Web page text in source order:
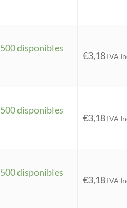
500 disponibles
€3,18 IVA
500 disponibles
€3,18 IVA
500 disponibles
€3,18 IVA